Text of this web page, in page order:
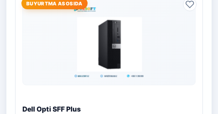
BUYURTMA ASOSIDA
Dell Opti SFF Plus